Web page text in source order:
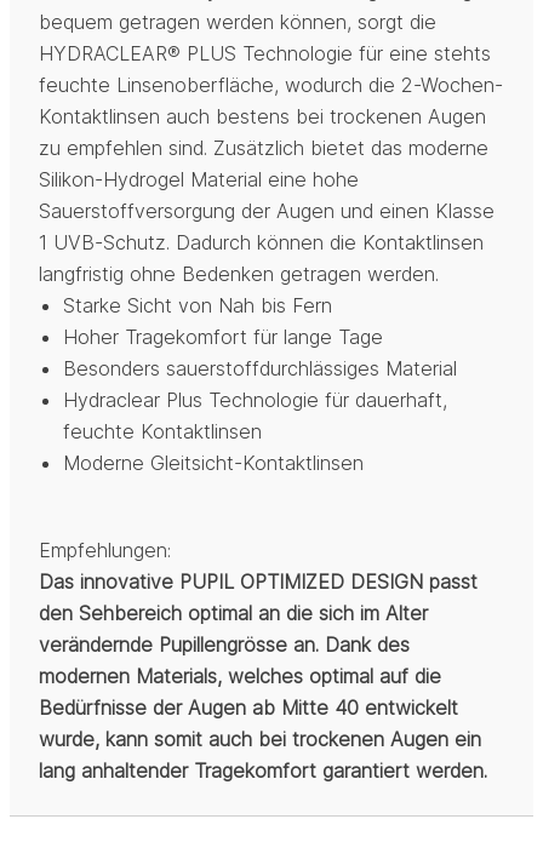
bequem getragen werden können, sorgt die
HYDRACLEAR® PLUS Technologie für eine stehts
feuchte Linsenoberfläche, wodurch die 2-Wochen-
Kontaktlinsen auch bestens bei trockenen Augen
zu empfehlen sind. Zusätzlich bietet das moderne
Silikon-Hydrogel Material eine hohe
Sauerstoffversorgung der Augen und einen Klasse
1 UVB-Schutz. Dadurch können die Kontaktlinsen
langfristig ohne Bedenken getragen werden.
Starke Sicht von Nah bis Fern
Hoher Tragekomfort für lange Tage
Besonders sauerstoffdurchlässiges Material
Hydraclear Plus Technologie für dauerhaft,
feuchte Kontaktlinsen
Moderne Gleitsicht-Kontaktlinsen
Empfehlungen:
Das innovative PUPIL OPTIMIZED DESIGN passt
den Sehbereich optimal an die sich im Alter
verändernde Pupillengrösse an. Dank des
modernen Materials, welches optimal auf die
Bedürfnisse der Augen ab Mitte 40 entwickelt
wurde, kann somit auch bei trockenen Augen ein
lang anhaltender Tragekomfort garantiert werden.